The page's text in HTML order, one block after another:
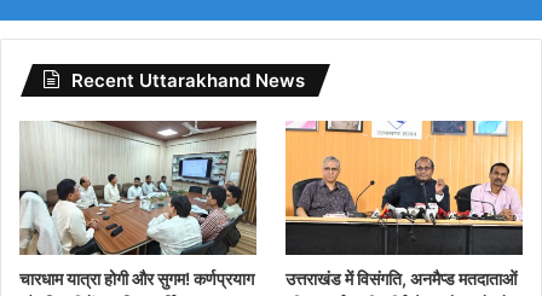
Recent Uttarakhand News
चारधाम यात्रा होगी और सुगम! कर्णप्रयाग
उत्तराखंड में विसंगति, अनमैप्ड मतदाताओं